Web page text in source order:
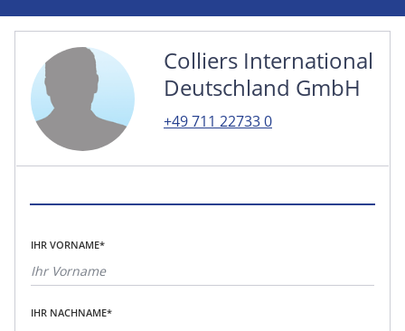
Colliers International
Deutschland GmbH
+49 711 22733 0
IHR VORNAME*
IHR NACHNAME*